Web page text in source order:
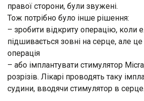
правої сторони, були звужені.
Тож потрібно було інше рішення:
– зробити відкриту операцію, коли
підшивається зовні на серце, але
операція
– або імплантувати стимулятор
розрізів. Лікарі проводять таку
судини, вводячи стимулятор в серце.